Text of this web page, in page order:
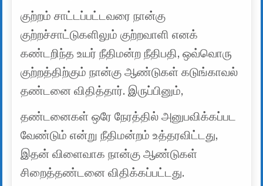
குற்றம் சாட்டப்பட்டவரை நான்கு
குற்றச்சாட்டுகளிலும் குற்றவாளி எனக்
கண்டறிந்த உயர் நீதிமன்ற நீதிபதி, ஒவ்வொரு
குற்றத்திற்கும் நான்கு ஆண்டுகள் கடுங்காவல்
தண்டனை விதித்தார். இருப்பினும்,
தண்டனைகள் ஒரே நேரத்தில் அனுபவிக்கப்பட
வேண்டும் என்று நீதிமன்றம் உத்தரவிட்டது,
இதன் விளைவாக நான்கு ஆண்டுகள்
சிறைத்தண்டனை விதிக்கப்பட்டது.